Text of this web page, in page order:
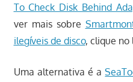
To Check Disk Behind
ver mais sobre
ilegíveis de disco, clique no
Uma alternativa é a